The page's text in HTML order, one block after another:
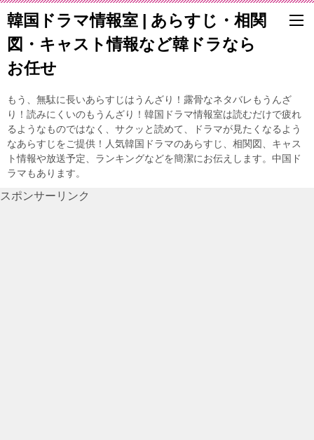
韓国ドラマ情報室 | あらすじ・相関
図・キャスト情報など韓ドラなら
お任せ
もう、無駄に長いあらすじはうんざり！露骨なネタバレもうんざ
り！読みにくいのもうんざり！韓国ドラマ情報室は読むだけで疲れ
るようなものではなく、サクッと読めて、ドラマが見たくなるよう
なあらすじをご提供！人気韓国ドラマのあらすじ、相関図、キャス
ト情報や放送予定、ランキングなどを簡潔にお伝えします。中国ド
ラマもあります。
スポンサーリンク